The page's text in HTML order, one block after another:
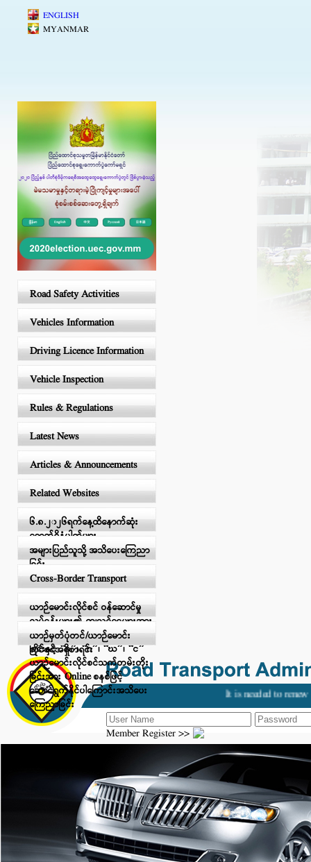
Skip to main content
ENGLISH
MYANMAR
Road Safety Activities
Vehicles Information
Driving Licence Information
Vehicle Inspection
Rules & Regulations
Latest News
Articles & Announcements
Related Websites
၆.၈.၂၀၂၆ရက်နေ့ထိနောက်ဆုံး
ရောက်ရှိနံပါတ်များ
အများပြည်သူသို့ အသိပေးကြေညာ
ခြင်း
Cross-Border Transport
ယာဉ်မောင်းလိုင်စင် ဝန်ဆောင်မှု
လုပ်ငန်းများ၏ ကျသင့်ငွေများအား
Digital Payment ဖြင့် ငွေပေးချေ
ခြင်းနှင့် “ခ”၊ “ဂ”၊ “ဃ”၊ “င”
ယာဉ်မောင်းလိုင်စင်သက်တမ်းတိုး
ခြင်းအား Online စနစ်ဖြင့်
ဆောင်ရွက်နိုင်ပါကြောင်းအသိပေး
ကြေညာခြင်း
ယာဉ်မှတ်ပုံတင်/ယာဉ်မောင်း
လိုင်စင်အရှိစာရင်း
It is needed to renew
Member Register >>